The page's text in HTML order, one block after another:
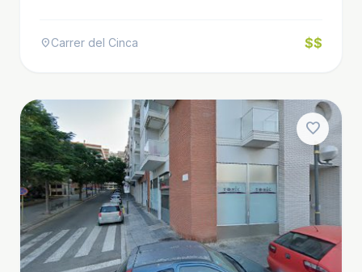
location_onCarrer del Cinca $$
favorite